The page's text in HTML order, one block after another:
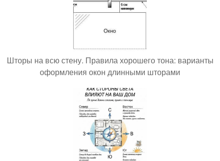
Шторы на всю стену. Правила хорошего тона: варианты
оформления окон длинными шторами